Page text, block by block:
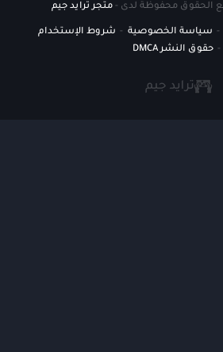
متجر ترايد جيم
سياسة الخصوصية
شروط الإستخدام
حقوق النشر DMCA